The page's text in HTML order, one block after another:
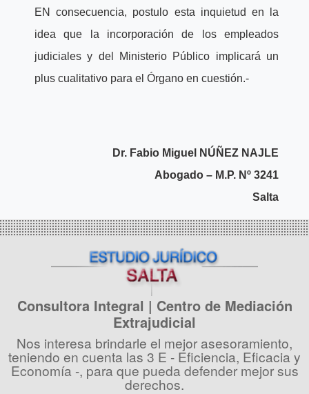
EN consecuencia, postulo esta inquietud en la
idea que la incorporación de los empleados
judiciales y del Ministerio Público implicará un
plus cualitativo para el Órgano en cuestión.-
Dr. Fabio Miguel NÚÑEZ NAJLE
Abogado – M.P. Nº 3241
Salta
Consultora Integral | Centro de Mediación
Extrajudicial
Nos interesa brindarle el mejor asesoramiento,
teniendo en cuenta las 3 E - Eficiencia, Eficacia y
Economía -, para que pueda defender mejor sus
derechos.